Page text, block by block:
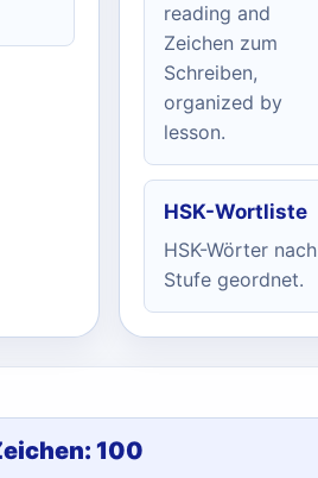
reading and
Zeichen zum
Schreiben,
organized by
lesson.
HSK-Wortliste
HSK-Wörter nach
Stufe geordnet.
100